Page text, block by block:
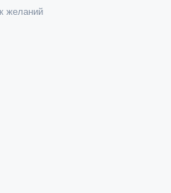
желаний